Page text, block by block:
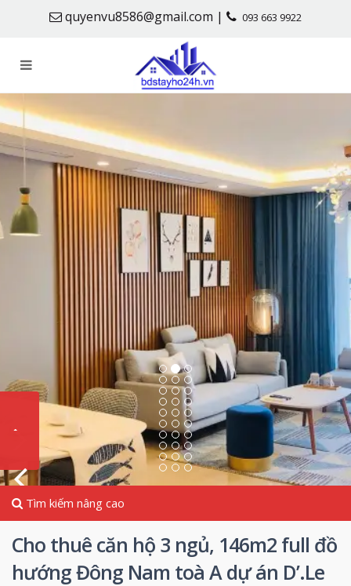
quyenvu8586@gmail.com | 093 663 9922
Tìm kiếm nâng cao
Cho thuê căn hộ 3 ngủ, 146m2 full đồ
hướng Đông Nam toà A dự án D’.Le